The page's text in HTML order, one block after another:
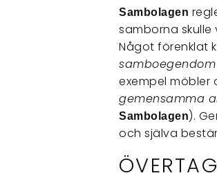
Sambolagen
samborna
Något förenklat
exempel möbler
gemensamma
Sambolagen).
och själva